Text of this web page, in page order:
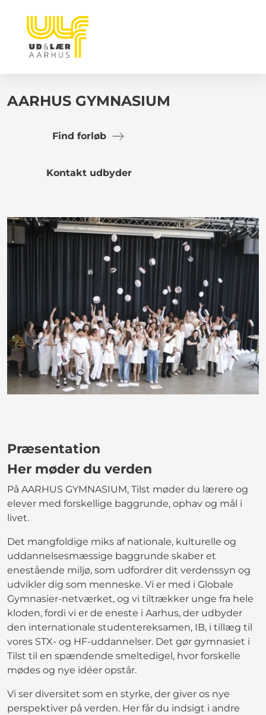
AARHUS GYMNASIUM
Find forløb
Kontakt udbyder
Præsentation
Her møder du verden
På AARHUS GYMNASIUM, Tilst møder du lærere og
elever med forskellige baggrunde, ophav og mål i
livet.
Det mangfoldige miks af nationale, kulturelle og
uddannelsesmæssige baggrunde skaber et
enestående miljø, som udfordrer dit verdenssyn og
udvikler dig som menneske. Vi er med i Globale
Gymnasier-netværket, og vi tiltrækker unge fra hele
kloden, fordi vi er de eneste i Aarhus, der udbyder
den internationale studentereksamen, IB, i tillæg til
vores STX- og HF-uddannelser. Det gør gymnasiet i
Tilst til en spændende smeltedigel, hvor forskelle
mødes og nye idéer opstår.
Vi ser diversitet som en styrke, der giver os nye
perspektiver på verden. Her får du indsigt i andre